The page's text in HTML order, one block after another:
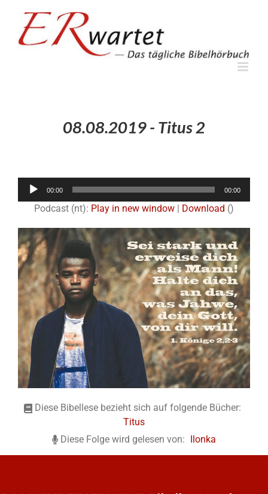
springen
08.08.2019 - Titus 2
00:00 00:00
Podcast (nt): Play in new window | Download ()
Diese Bibellese bezieht sich auf folgende Bücher:
Titus
Diese Folge wird gelesen von: Ilonka